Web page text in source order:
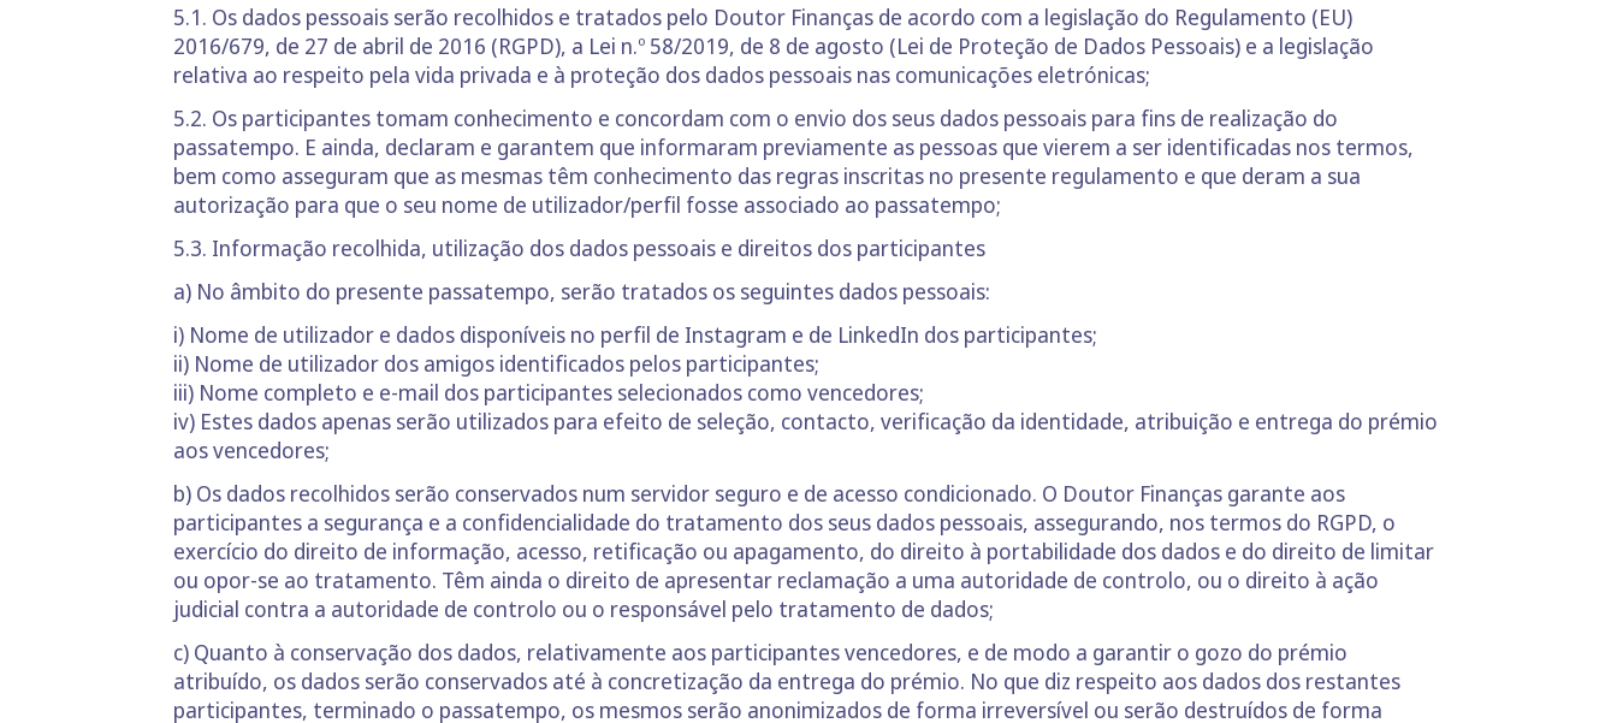
5.1. Os dados pessoais serão recolhidos e tratados pelo Doutor Finanças de acordo com a legislação do Regulamento (EU)
2016/679, de 27 de abril de 2016 (RGPD), a Lei n.º 58/2019, de 8 de agosto (Lei de Proteção de Dados Pessoais) e a legislação
relativa ao respeito pela vida privada e à proteção dos dados pessoais nas comunicações eletrónicas;
5.2. Os participantes tomam conhecimento e concordam com o envio dos seus dados pessoais para fins de realização do
passatempo. E ainda, declaram e garantem que informaram previamente as pessoas que vierem a ser identificadas nos termos,
bem como asseguram que as mesmas têm conhecimento das regras inscritas no presente regulamento e que deram a sua
autorização para que o seu nome de utilizador/perfil fosse associado ao passatempo;
5.3. Informação recolhida, utilização dos dados pessoais e direitos dos participantes
a) No âmbito do presente passatempo, serão tratados os seguintes dados pessoais:
i) Nome de utilizador e dados disponíveis no perfil de Instagram e de LinkedIn dos participantes;
ii) Nome de utilizador dos amigos identificados pelos participantes;
iii) Nome completo e e-mail dos participantes selecionados como vencedores;
iv) Estes dados apenas serão utilizados para efeito de seleção, contacto, verificação da identidade, atribuição e entrega do prémio
aos vencedores;
b) Os dados recolhidos serão conservados num servidor seguro e de acesso condicionado. O Doutor Finanças garante aos
participantes a segurança e a confidencialidade do tratamento dos seus dados pessoais, assegurando, nos termos do RGPD, o
exercício do direito de informação, acesso, retificação ou apagamento, do direito à portabilidade dos dados e do direito de limitar
ou opor-se ao tratamento. Têm ainda o direito de apresentar reclamação a uma autoridade de controlo, ou o direito à ação
judicial contra a autoridade de controlo ou o responsável pelo tratamento de dados;
c) Quanto à conservação dos dados, relativamente aos participantes vencedores, e de modo a garantir o gozo do prémio
atribuído, os dados serão conservados até à concretização da entrega do prémio. No que diz respeito aos dados dos restantes
participantes, terminado o passatempo, os mesmos serão anonimizados de forma irreversível ou serão destruídos de forma